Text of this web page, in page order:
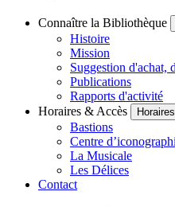
Connaître la Bibliothèque
Histoire
Mission
Suggestion d'achat,
Publications
Rapports d'activité
Horaires & Accès
Bastions
Centre
La Musicale
Les Délices
Contact